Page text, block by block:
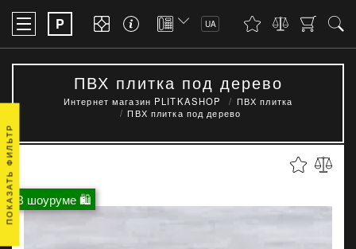
P UA
ПВХ плитка под дерево
Интернет магазин PLITKASHOP
ПВХ плитка
ПВХ плитка под дерево
В шоуруме 🛍
ПОКАЗАТЬ ФИЛЬТР